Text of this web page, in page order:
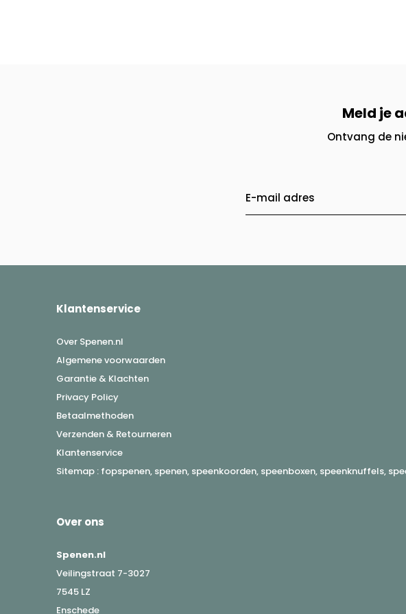
Meld je
Ontvang de
Klantenservice
Over Spenen.nl
Algemene voorwaarden
Garantie & Klachten
Privacy Policy
Betaalmethoden
Verzenden & Retourneren
Klantenservice
Sitemap : fopspenen, spenen, speenkoorden, speenboxen, speenknuffels,
Over ons
Spenen.nl
Veilingstraat 7-3027
7545 LZ
Enschede